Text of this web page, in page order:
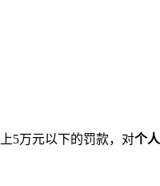
5万元以下的罚款，对个人